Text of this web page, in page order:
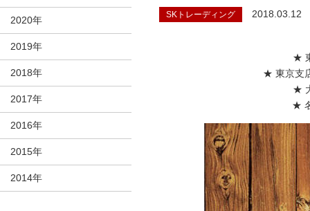
SKトレーディング 2018.03.12
★
★ 東京支
★
★
2020年
2019年
2018年
2017年
2016年
2015年
2014年